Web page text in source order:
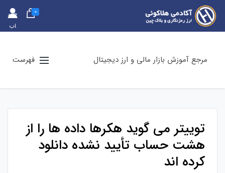
حس
اب
0
مرجع آموزش بازار مالی و ارز دیجیتال فهرست
توییتر می گوید هکرها داده ها را از
هشت حساب تأیید نشده دانلود
کرده اند